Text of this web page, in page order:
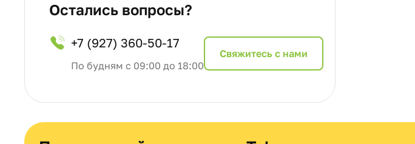
Остались вопросы?
+7 (927) 360-50-17
По будням с 09:00 до 18:00
Cвяжитесь с нами